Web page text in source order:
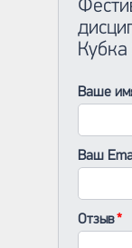
Ваше
Ваш
Отзыв